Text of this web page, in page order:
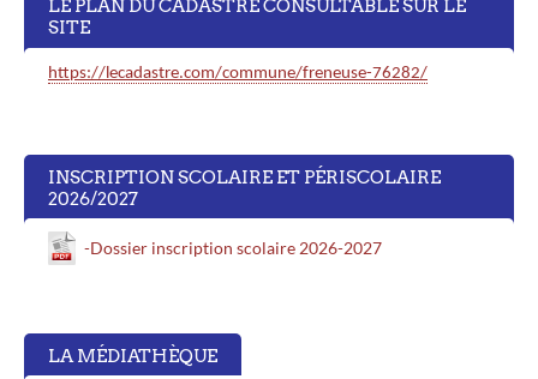
LE PLAN DU CADASTRE CONSULTABLE SUR LE
SITE
https://lecadastre.com/commune/freneuse-76282/
INSCRIPTION SCOLAIRE ET PÉRISCOLAIRE
2026/2027
-Dossier inscription scolaire 2026-2027
LA MÉDIATHÈQUE